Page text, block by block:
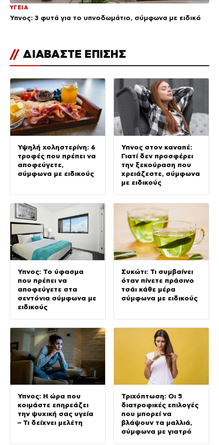
ΥΓΕΙΑ
Ύπνος: 3 φυτά για το υπνοδωμάτιο, σύμφωνα με ειδικό
// ΔΙΑΒΑΣΤΕ ΕΠΙΣΗΣ
Υψηλή χοληστερίνη: 6
τροφές που πρέπει να
αποφεύγετε,
σύμφωνα με ειδικούς
Ύπνος στον καναπέ:
Γιατί δεν προσφέρει
την ξεκούραση που
χρειάζεστε, σύμφωνα
με ειδικούς
Ύπνος: Το ύφασμα
που πρέπει να
αποφεύγετε στα
σεντόνια σύμφωνα με
ειδικούς
Συκώτι: Τι συμβαίνει
όταν πίνετε πράσινο
τσάι κάθε μέρα
σύμφωνα με ειδικούς
Ύπνος: Η ώρα που
κοιμάστε επηρεάζει
την ψυχική σας υγεία
– Τι δείχνει μελέτη
Τριχόπτωση: Οι 5
διατροφικές επιλογές
που μπορεί να
βλάψουν τα μαλλιά,
σύμφωνα με γιατρό